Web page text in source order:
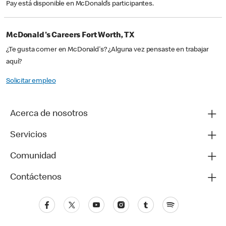
Pay está disponible en McDonald’s participantes.
McDonald's Careers Fort Worth, TX
¿Te gusta comer en McDonald's? ¿Alguna vez pensaste en trabajar
aquí?
Solicitar empleo
Acerca de nosotros
Servicios
Comunidad
Contáctenos